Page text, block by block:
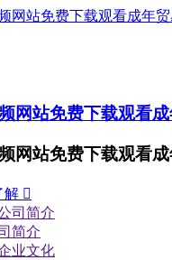
网站免费下载观看
网站免费下载观看
解 
简介